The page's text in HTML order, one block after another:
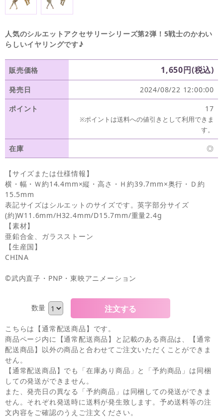
人気のシルエットアクセサリーシリーズ第2弾！5戦士のかわい
らしいイヤリングです♪
販売価格 1,650円(税込)
発売日
2024/08/22 12:00:00
ポイント
17
※ポイントは送料への値引きとして利用できま
す。
在庫 ◎
【サイズまたは仕様情報】
横・幅・Ｗ約14.4mm×縦・高さ・Ｈ約39.7mm×奥行・Ｄ約
15.5mm
表記サイズはシルエットのサイズです。英字部分サイズ
(約)W11.6mm/H32.4mm/D15.7mm/重量2.4g
【素材】
亜鉛合金、ガラスストーン
【生産国】
CHINA
©武内直子・PNP・東映アニメーション
数量
こちらは【通常配送商品】です。
商品ページ内に【通常配送商品】と記載のある商品は、【通常
配送商品】以外の商品と合わせてご注文いただくことができま
せん。
【通常配送商品】でも「在庫あり商品」と「予約商品」は同梱
しての発送ができません。
また、発売日の異なる「予約商品」は同梱しての発送ができま
せん。それぞれ発送時に送料が発生致します。予め送料等の注
文内容をご確認のうえご注文ください。